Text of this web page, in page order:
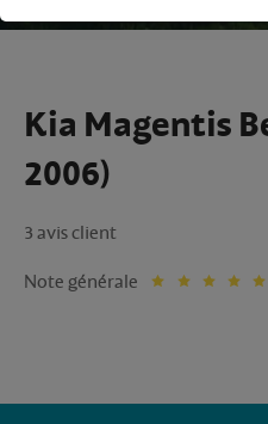
Kia Magentis
2006)
3 avis client
Note générale